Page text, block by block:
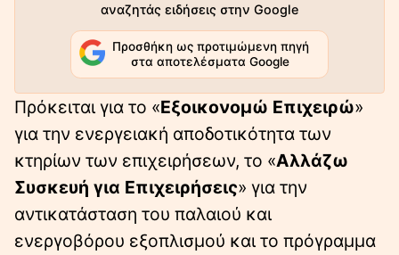
αναζητάς ειδήσεις στην Google
Προσθήκη ως προτιμώμενη πηγή
στα αποτελέσματα Google
Πρόκειται για το «Εξοικονομώ Επιχειρώ»
για την ενεργειακή αποδοτικότητα των
κτηρίων των επιχειρήσεων, το «Αλλάζω
Συσκευή για Επιχειρήσεις» για την
αντικατάσταση του παλαιού και
ενεργοβόρου εξοπλισμού και το πρόγραμμα